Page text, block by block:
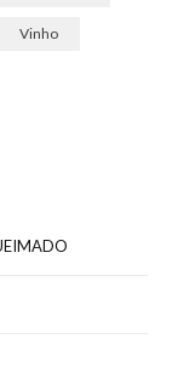
Vinho